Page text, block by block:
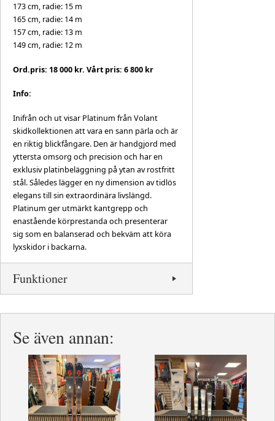
173 cm, radie: 15 m
165 cm, radie: 14 m
157 cm, radie: 13 m
149 cm, radie: 12 m
Ord.pris: 18 000 kr. Vårt pris: 6 800 kr
Info:
Inifrån och ut visar Platinum från Volant
skidkollektionen att vara en sann pärla och är
en riktig blickfångare. Den är handgjord med
yttersta omsorg och precision och har en
exklusiv platinbeläggning på ytan av rostfritt
stål. Således lägger en ny dimension av tidlös
elegans till sin extraordinära livslängd.
Platinum ger utmärkt kantgrepp och
enastående körprestanda och presenterar
sig som en balanserad och bekväm att köra
lyxskidor i backarna.
Funktioner
Se även annan: